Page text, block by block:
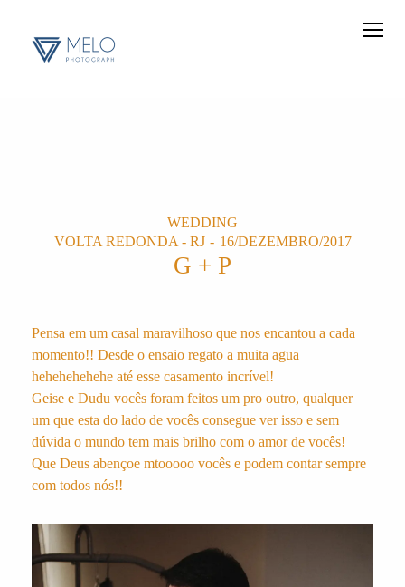
WEDDING
VOLTA REDONDA - RJ
16/DEZEMBRO/2017
G + P
Pensa em um casal maravilhoso que nos encantou a cada
momento!! Desde o ensaio regato a muita agua
hehehehehehe até esse casamento incrível!
Geise e Dudu vocês foram feitos um pro outro, qualquer
um que esta do lado de vocês consegue ver isso e sem
dúvida o mundo tem mais brilho com o amor de vocês!
Que Deus abençoe mtooooo vocês e podem contar sempre
com todos nós!!